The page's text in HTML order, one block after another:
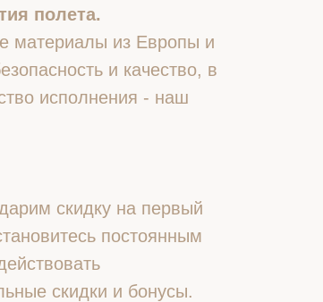
полета.
материалы из Европы и
и качество, в
исполнения - наш
скидку на первый
постоянным
скидки и бонусы.